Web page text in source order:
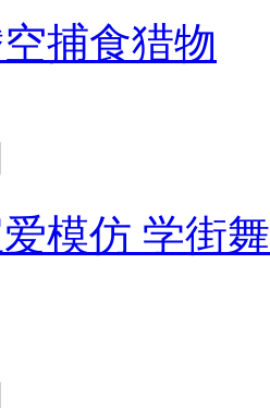
捕食猎物
模仿 学街